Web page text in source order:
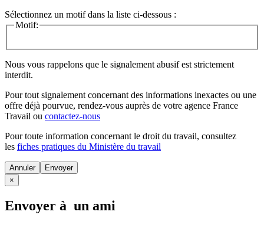
Sélectionnez un motif dans la liste ci-dessous :
Motif:
Nous vous rappelons que le signalement abusif est strictement
interdit.
Pour tout signalement concernant des informations inexactes ou une
offre déjà pourvue, rendez-vous auprès de votre agence France
Travail ou contactez-nous
Pour toute information concernant le droit du travail, consultez
les fiches pratiques du Ministère du travail
Annuler
×
Envoyer à un ami